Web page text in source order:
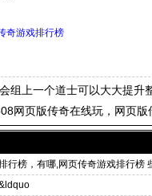
奇游戏排行榜
组上一个道士可以大大提升
网页版传奇在线玩，网页
行榜，有哪,网页传奇游戏排行榜